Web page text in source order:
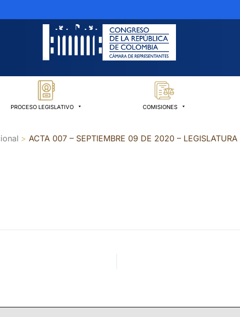
PROCESO LEGISLATIVO COMISIONES
ACTA 007 – SEPTIEMBRE 09 DE 2020 –